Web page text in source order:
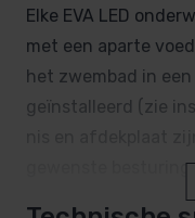
Elke EVA LED
met een aparte
het zwembad in
geïnstalleerd (zie
gewenste